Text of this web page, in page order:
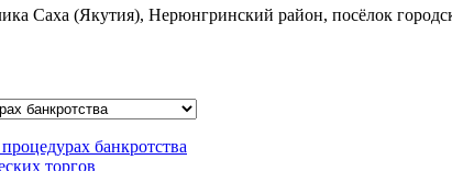
Саха (Якутия), Нерюнгринский район, посёлок
банкротства
торгов